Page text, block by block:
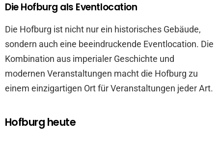
Die Hofburg als Eventlocation
Die Hofburg ist nicht nur ein historisches Gebäude,
sondern auch eine beeindruckende Eventlocation. Die
Kombination aus imperialer Geschichte und
modernen Veranstaltungen macht die Hofburg zu
einem einzigartigen Ort für Veranstaltungen jeder Art.
Hofburg heute